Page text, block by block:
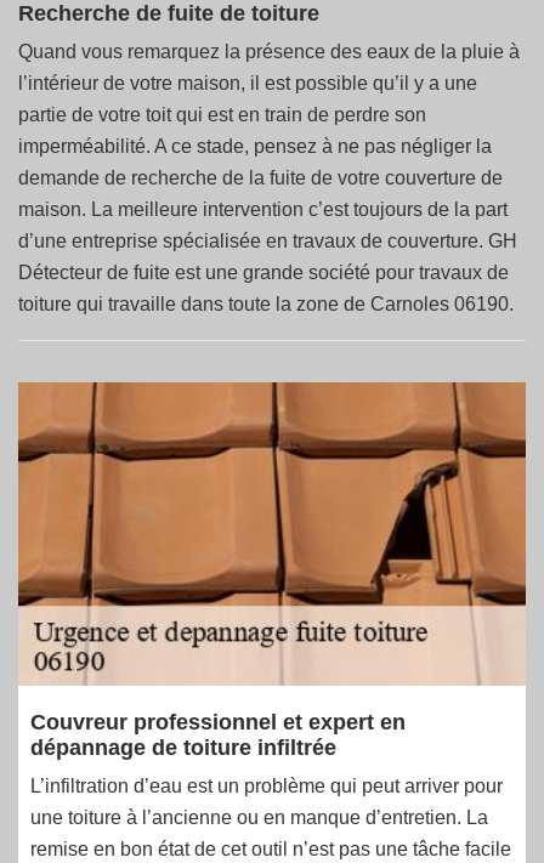
Recherche de fuite de toiture
Quand vous remarquez la présence des eaux de la pluie à
l’intérieur de votre maison, il est possible qu’il y a une
partie de votre toit qui est en train de perdre son
imperméabilité. A ce stade, pensez à ne pas négliger la
demande de recherche de la fuite de votre couverture de
maison. La meilleure intervention c’est toujours de la part
d’une entreprise spécialisée en travaux de couverture. GH
Détecteur de fuite est une grande société pour travaux de
toiture qui travaille dans toute la zone de Carnoles 06190.
Couvreur professionnel et expert en
dépannage de toiture infiltrée
L’infiltration d’eau est un problème qui peut arriver pour
une toiture à l’ancienne ou en manque d’entretien. La
remise en bon état de cet outil n’est pas une tâche facile